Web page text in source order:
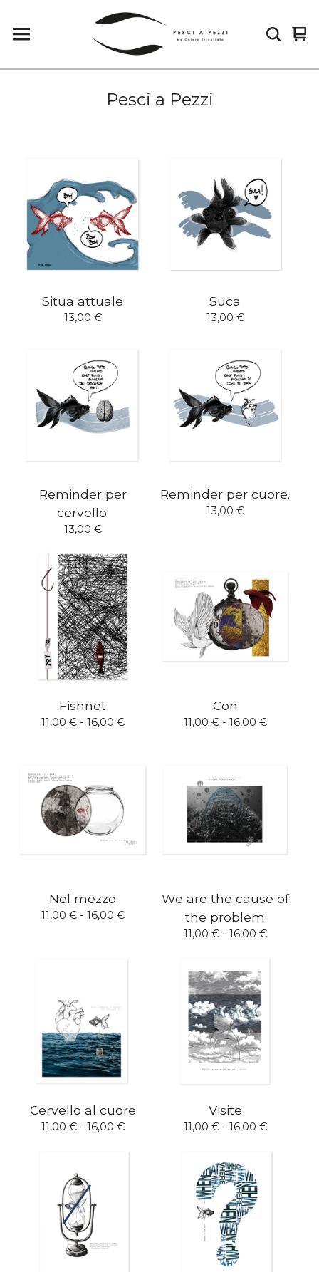
0
Pesci a Pezzi
Situa attuale
13,00 €
Suca
13,00 €
Reminder per
cervello.
13,00 €
Reminder per cuore.
13,00 €
Fishnet
11,00 €- 16,00 €
Con
11,00 €- 16,00 €
Nel mezzo
11,00 €- 16,00 €
We are the cause of
the problem
11,00 €- 16,00 €
Cervello al cuore
11,00 €- 16,00 €
Visite
11,00 €- 16,00 €